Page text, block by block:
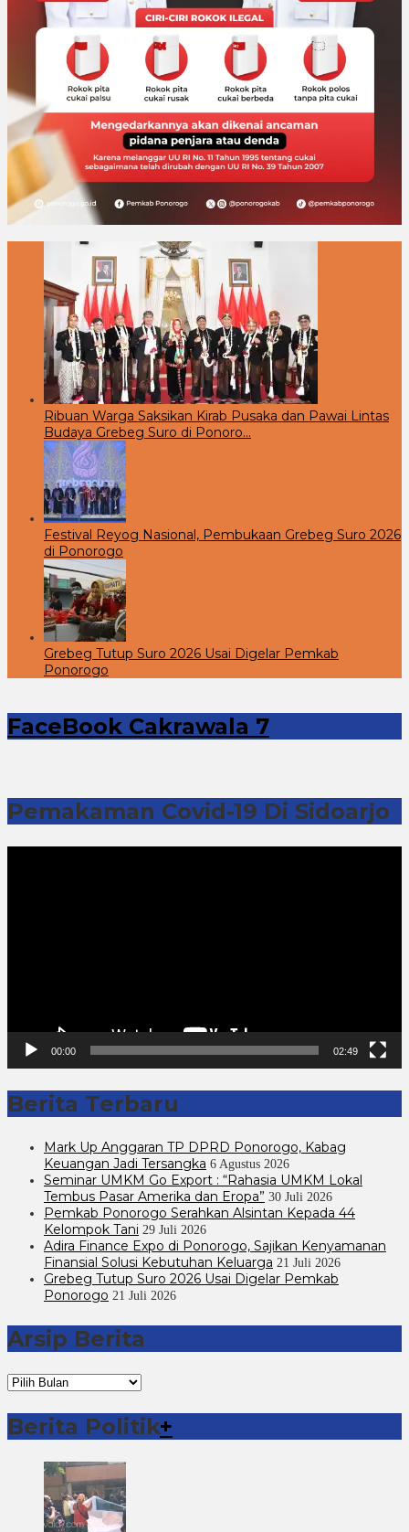
Ribuan Warga Saksikan Kirab Pusaka dan Pawai Lintas
Budaya Grebeg Suro di Ponoro…
Festival Reyog Nasional, Pembukaan Grebeg Suro 2026
di Ponorogo
Grebeg Tutup Suro 2026 Usai Digelar Pemkab
Ponorogo
FaceBook Cakrawala 7
Pemakaman Covid-19 Di Sidoarjo
00:00 02:49
Berita Terbaru
Mark Up Anggaran TP DPRD Ponorogo, Kabag
Keuangan Jadi Tersangka 6 Agustus 2026
Seminar UMKM Go Export : “Rahasia UMKM Lokal
Tembus Pasar Amerika dan Eropa” 30 Juli 2026
Pemkab Ponorogo Serahkan Alsintan Kepada 44
Kelompok Tani 29 Juli 2026
Adira Finance Expo di Ponorogo, Sajikan Kenyamanan
Finansial Solusi Kebutuhan Keluarga 21 Juli 2026
Grebeg Tutup Suro 2026 Usai Digelar Pemkab
Ponorogo 21 Juli 2026
Arsip Berita
Arsip
Berita
Berita Politik+